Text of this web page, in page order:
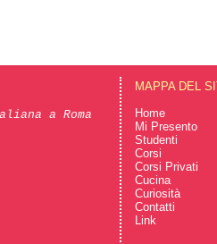
a Roma
MAPPA DEL
Home
Mi Presento
Studenti
Corsi
Corsi Privati
Cucina
Curiosità
Contatti
Link